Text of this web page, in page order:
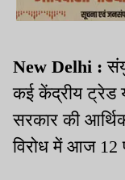
New Delhi :
कई केंद्रीय ट्रेड
सरकार की
विरोध में आज 12